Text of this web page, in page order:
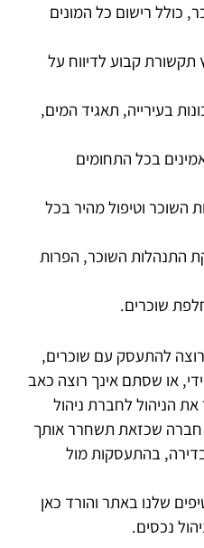
כולל רישום כל המונים
תקשורת קבוע לדיווח על
בעירייה, תאגיד המים,
בכל התחומים
השוכר וטיפול מהיר בכל
התנהלות השוכר, הפרות
שוכרים.
רוצה להתעסק עם שוכרים,
או שסתם אינך רוצה כאב
הניהול לחברת ניהול
שכזאת תשחרר אותך
בהתעסקות מול
שלנו באתר והורד כאן
נכסים.